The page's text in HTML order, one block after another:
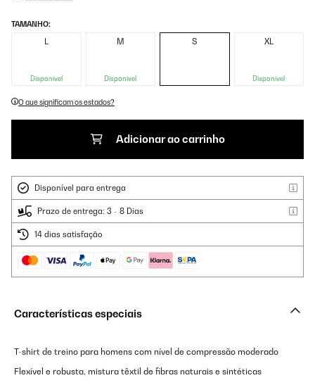
TAMANHO:
L
Disponível
M
Disponível
S XL
Disponível
O que significam os estados?
Adicionar ao carrinho
Disponível para entrega
Prazo de entrega: 3 - 8 Dias
14 dias satisfação
Características especiais
T-shirt de treino para homens com nível de compressão moderado
Flexível e robusta, mistura têxtil de fibras naturais e sintéticas